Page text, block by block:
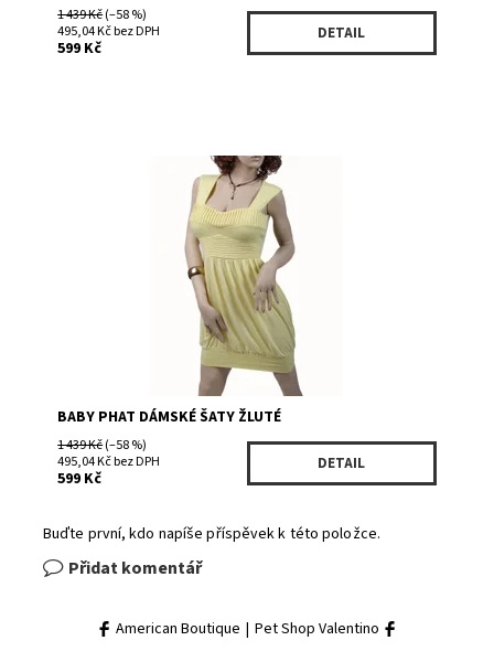
1 439 Kč(–58 %)
495,04 Kč bez DPH
599 Kč
DETAIL
Skladem 1
74704YW/680
Baby Phat
BABY PHAT DÁMSKÉ ŠATY ŽLUTÉ
1 439 Kč(–58 %)
495,04 Kč bez DPH
599 Kč
DETAIL
Buďte první, kdo napíše příspěvek k této položce.
Přidat komentář
American Boutique | Pet Shop Valentino